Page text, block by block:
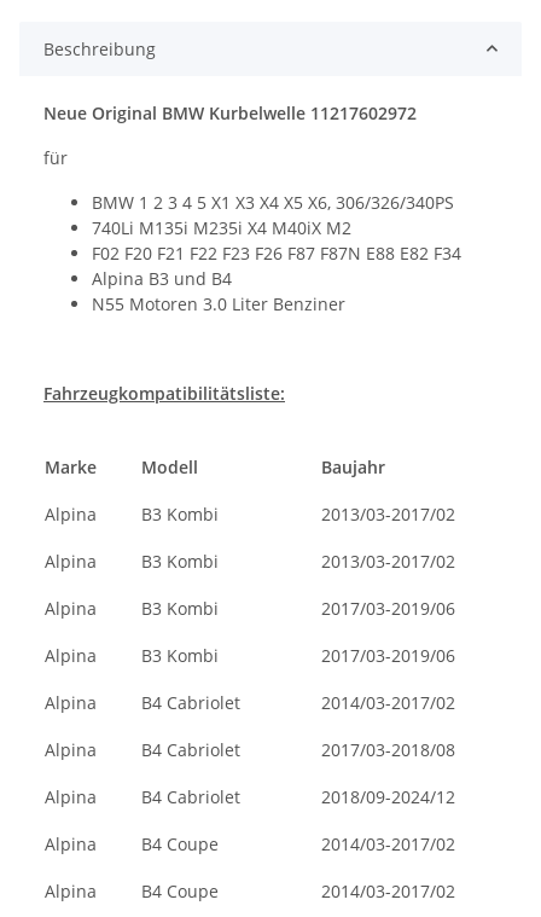
Beschreibung
Neue Original BMW Kurbelwelle 11217602972
für
BMW 1 2 3 4 5 X1 X3 X4 X5 X6, 306/326/340PS
740Li M135i M235i X4 M40iX M2
F02 F20 F21 F22 F23 F26 F87 F87N E88 E82 F34
Alpina B3 und B4
N55 Motoren 3.0 Liter Benziner
Fahrzeugkompatibilitätsliste:
Marke Modell Baujahr
Alpina B3 Kombi 2013/03-2017/02
Alpina B3 Kombi 2013/03-2017/02
Alpina B3 Kombi 2017/03-2019/06
Alpina B3 Kombi 2017/03-2019/06
Alpina B4 Cabriolet 2014/03-2017/02
Alpina B4 Cabriolet 2017/03-2018/08
Alpina B4 Cabriolet 2018/09-2024/12
Alpina B4 Coupe 2014/03-2017/02
Alpina B4 Coupe 2014/03-2017/02